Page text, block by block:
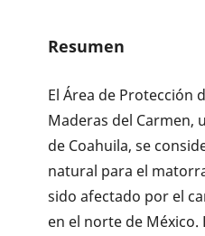
Resumen
El Área de Protección
Maderas del Carmen,
de Coahuila, se
natural para el
sido afectado por el
en el norte de México.